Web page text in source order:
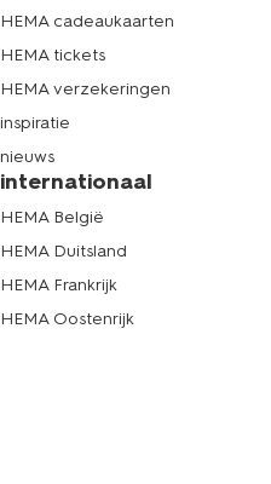
HEMA cadeaukaarten
HEMA tickets
HEMA verzekeringen
inspiratie
nieuws
internationaal
HEMA België
HEMA Duitsland
HEMA Frankrijk
HEMA Oostenrijk